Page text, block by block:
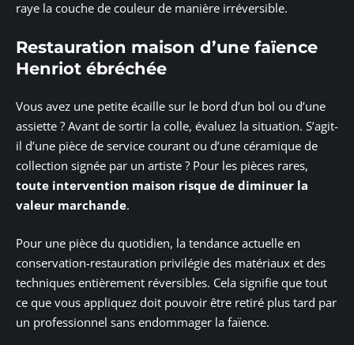
raye la couche de couleur de manière irréversible.
Restauration maison d’une faïence
Henriot ébréchée
Vous avez une petite écaille sur le bord d’un bol ou d’une
assiette ? Avant de sortir la colle, évaluez la situation. S’agit-
il d’une pièce de service courant ou d’une céramique de
collection signée par un artiste ? Pour les pièces rares,
toute intervention maison risque de diminuer la
valeur marchande.
Pour une pièce du quotidien, la tendance actuelle en
conservation-restauration privilégie des matériaux et des
techniques entièrement réversibles. Cela signifie que tout
ce que vous appliquez doit pouvoir être retiré plus tard par
un professionnel sans endommager la faïence.